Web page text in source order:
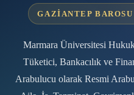
GAZIANTEP
Marmara Üniversitesi
Tüketici, Bankacılık ve
Arabulucu olarak Resmi